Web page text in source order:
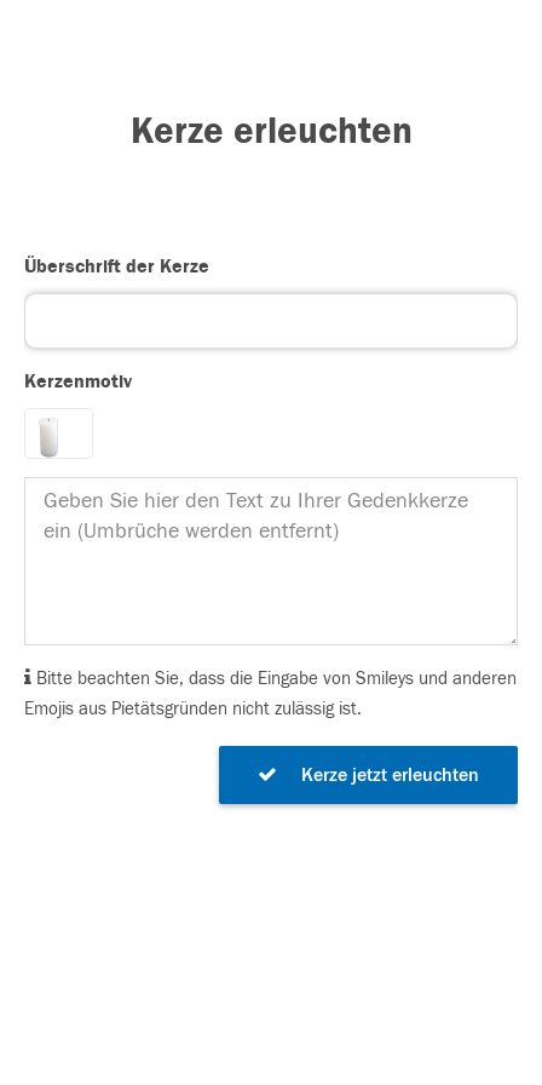
Kerze erleuchten
Überschrift der Kerze
Kerzenmotiv
Bitte beachten Sie, dass die Eingabe von Smileys und anderen
Emojis aus Pietätsgründen nicht zulässig ist.
Kerze jetzt erleuchten